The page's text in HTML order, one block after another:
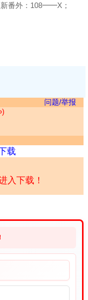
番外：108━━X；
问题/举报
载
入下载！